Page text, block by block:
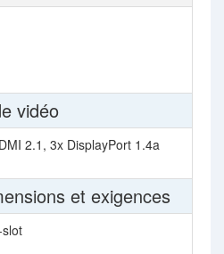
vidéo
2.1, 3x DisplayPort 1.4a
et exigences